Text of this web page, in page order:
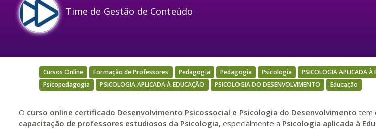
Time de Gestão de Conteúdo
Cursos Online Formação de Professores Pedagogia Pedagogia Psicologia
PSICOLOGIA APLICADA À
Psicopedagogia
PSICOLOGIA APLICADA À EDUCAÇÃO PSICOLOGIA DO DESENVOLVIMENTO Educação
O curso online certificado Desenvolvimento Psicossocial e Psicologia do Desenvolvimento tem
capacitação de professores estudiosos da Psicologia, especialmente a Psicologia aplicada à